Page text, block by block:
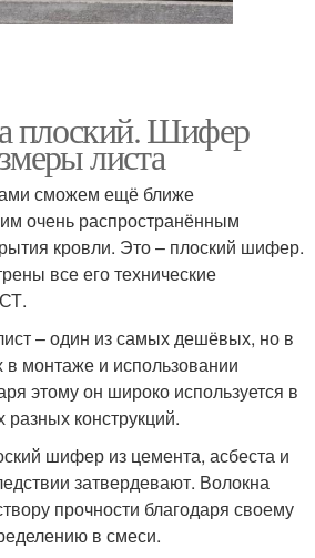
плоский. Шифер
листа
сможем ещё ближе
очень распространённым
кровли. Это – плоский шифер.
все его технические
– один из самых дешёвых, но в
монтаже и использовании
этому он широко используется в
разных конструкций.
шифер из цемента, асбеста и
затвердевают. Волокна
прочности благодаря своему
в смеси.